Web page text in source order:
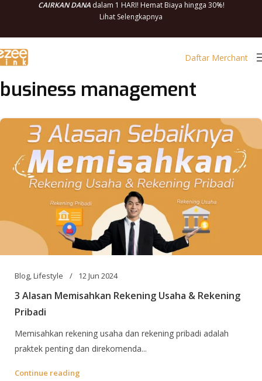
CAIRKAN DANAdalam 1 HARI! Hemat Biaya hingga 30%!
Lihat Selengkapnya
Daftar Merchant
business management
Blog,Lifestyle 12 Jun 2024
3 Alasan Memisahkan Rekening Usaha & Rekening
Pribadi
Memisahkan rekening usaha dan rekening pribadi adalah
praktek penting dan direkomenda...
Continue reading